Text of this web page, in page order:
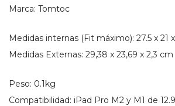
Marca: Tomtoc
Medidas internas (Fit máximo): 27.5 x 21
Medidas Externas: 29,38 x 23,69 x 2,3 cm
Peso: 0.1kg
Compatibilidad: iPad Pro M2 y M1 de 12.9